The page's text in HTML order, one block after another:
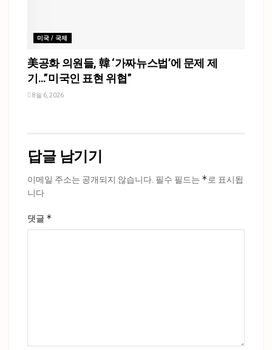
미국 / 국제
美공화 의원들, 韓 ‘가짜뉴스법’에 문제 제
기…”미국인 표현 위협”
8월 6, 2026
답글 남기기
이메일 주소는 공개되지 않습니다. 필수 필드는 *로 표시됩
니다
댓글 *